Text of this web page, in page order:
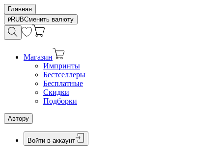
Главная
RUBСменить валюту
Магазин
Импринты
Бестселлеры
Бесплатные
Скидки
Подборки
Автору
Войти в аккаунт